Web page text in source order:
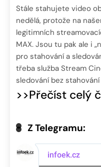
Stále stahujete video
nedělá, protože na
legitimních
MAX. Jsou tu pak ale i
pro stahování a
třeba služba Stream
sledování bez
>>Přečíst celý
Z Telegramu: